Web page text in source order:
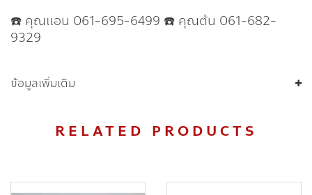
☎️ คุณแอน 061-695-6499 ☎️ คุณต้น 061-682-
9329
ข้อมูลเพิ่มเติม
RELATED PRODUCTS